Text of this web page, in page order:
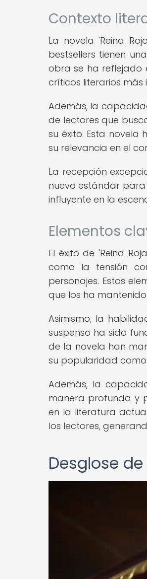
Contexto
La novela 'Reina
bestsellers tienen
obra se ha reflejado
críticos literarios más
Además, la
de lectores que
su éxito. Esta
su relevancia en el
La recepción
nuevo estándar
influyente en la
Elementos
El éxito de 'Reina
como la tensión
personajes. Estos
que los ha
Asimismo, la
suspenso ha sido
de la novela han
su popularidad como
Además, la
manera profunda y
en la literatura
los lectores,
Desglose